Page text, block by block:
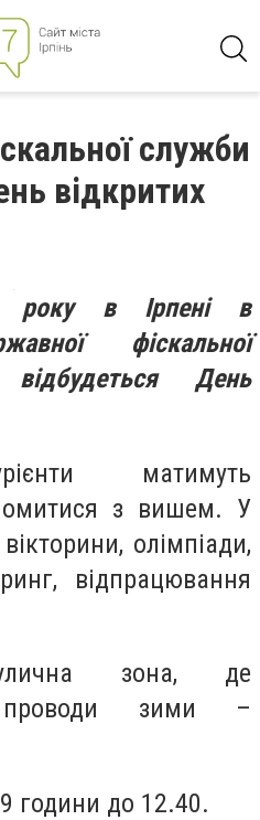
служби
відкритих
року в Ірпені в
фіскальної
День
матимуть
з вишем. У
олімпіади,
відпрацювання
зона, де
проводи зими –
години до 12.40.